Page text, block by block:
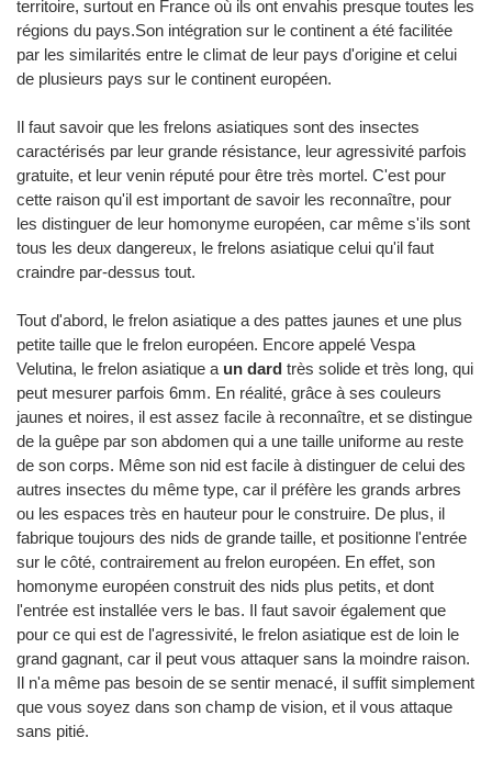
territoire, surtout en France où ils ont envahis presque toutes les
régions du pays.Son intégration sur le continent a été facilitée
par les similarités entre le climat de leur pays d'origine et celui
de plusieurs pays sur le continent européen.
Il faut savoir que les frelons asiatiques sont des insectes
caractérisés par leur grande résistance, leur agressivité parfois
gratuite, et leur venin réputé pour être très mortel. C'est pour
cette raison qu'il est important de savoir les reconnaître, pour
les distinguer de leur homonyme européen, car même s'ils sont
tous les deux dangereux, le frelons asiatique celui qu'il faut
craindre par-dessus tout.
Tout d'abord, le frelon asiatique a des pattes jaunes et une plus
petite taille que le frelon européen. Encore appelé Vespa
Velutina, le frelon asiatique a un dard très solide et très long, qui
peut mesurer parfois 6mm. En réalité, grâce à ses couleurs
jaunes et noires, il est assez facile à reconnaître, et se distingue
de la guêpe par son abdomen qui a une taille uniforme au reste
de son corps. Même son nid est facile à distinguer de celui des
autres insectes du même type, car il préfère les grands arbres
ou les espaces très en hauteur pour le construire. De plus, il
fabrique toujours des nids de grande taille, et positionne l'entrée
sur le côté, contrairement au frelon européen. En effet, son
homonyme européen construit des nids plus petits, et dont
l'entrée est installée vers le bas. Il faut savoir également que
pour ce qui est de l'agressivité, le frelon asiatique est de loin le
grand gagnant, car il peut vous attaquer sans la moindre raison.
Il n'a même pas besoin de se sentir menacé, il suffit simplement
que vous soyez dans son champ de vision, et il vous attaque
sans pitié.